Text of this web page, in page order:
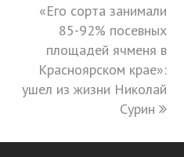
next
post:
«Его сорта занимали
85-92% посевных
площадей ячменя в
Красноярском крае»:
ушел из жизни Николай
Сурин